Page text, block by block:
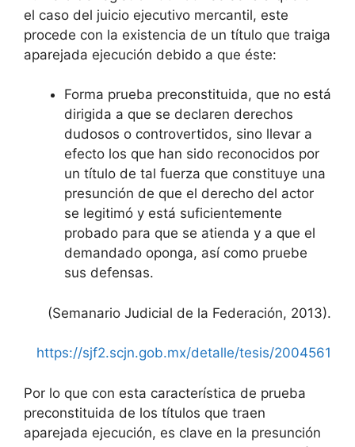
el caso del juicio ejecutivo mercantil, este
procede con la existencia de un título que traiga
aparejada ejecución debido a que éste:
Forma prueba preconstituida, que no está
dirigida a que se declaren derechos
dudosos o controvertidos, sino llevar a
efecto los que han sido reconocidos por
un título de tal fuerza que constituye una
presunción de que el derecho del actor
se legitimó y está suficientemente
probado para que se atienda y a que el
demandado oponga, así como pruebe
sus defensas.
(Semanario Judicial de la Federación, 2013).
https://sjf2.scjn.gob.mx/detalle/tesis/2004561
Por lo que con esta característica de prueba
preconstituida de los títulos que traen
aparejada ejecución, es clave en la presunción